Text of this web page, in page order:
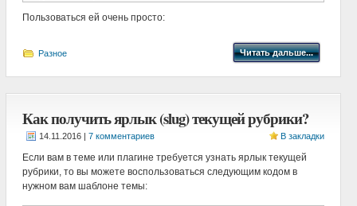
Пользоваться ей очень просто:
Читать дальше...
Разное
Как получить ярлык (slug) текущей рубрики?
| 7 комментариев В закладки
Если вам в теме или плагине требуется узнать ярлык текущей
рубрики, то вы можете воспользоваться следующим кодом в
нужном вам шаблоне темы: